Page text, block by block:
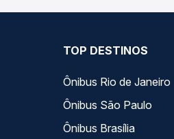
TOP DESTINOS
Ônibus Rio de Janeiro
Ônibus São Paulo
Ônibus Brasília